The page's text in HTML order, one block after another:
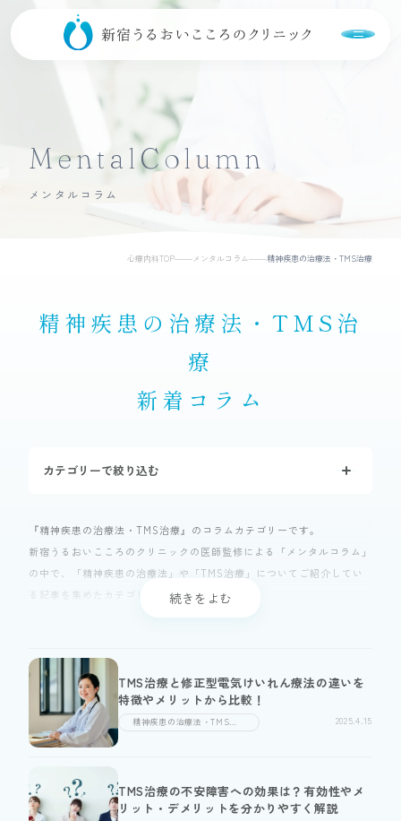
MentalColumn
メンタルコラム
心療内科TOP メンタルコラム 精神疾患の治療法・TMS治療
精神疾患の治療法・TMS治
療
新着コラム
カテゴリーで絞り込む
『精神疾患の治療法・TMS治療』のコラムカテゴリーです。
新宿うるおいこころのクリニックの医師監修による「メンタルコラム」
の中で、「精神疾患の治療法」や「TMS治療」についてご紹介してい
る記事を集めたカテゴリーです。
TMS治療は、磁気を用いて人間の感情を司る前頭葉に刺激を与えて脳
を活性化させ、多様な症状の緩和を図る磁気治療のことです。
磁気で、人間の頭の中の脳髄の前頭葉部分に刺激を与えるなんて、ちょ
っとSFちっくで怖いと思われるかもしれませんが、TMS治療は国内で
も認証されている安全な最新の治療法で、日本では2019年6月に保険適
しかし、残念ながら多くのクリニックで自由診療扱いとなり保険適用に
はなりません。保険適用のTMS治療を取り扱うクリニックでも厳しい
TMS治療と修正型電気けいれん療法の違いを
特徴やメリットから比較！
精神疾患の治療法・TMS治
療
2025.4.15
TMS治療の不安障害への効果は？有効性やメ
リット・デメリットを分かりやすく解説
当院について
初めての方へ
病名
メンタルコラム
診断書 最短即日発行可能
WEB予約
紡潤会について プライバシーポリシー